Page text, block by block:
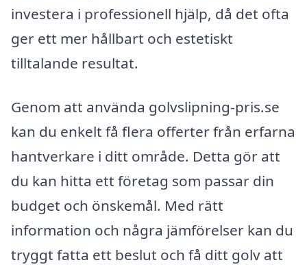
investera i professionell hjälp, då det ofta
ger ett mer hållbart och estetiskt
tilltalande resultat.
Genom att använda golvslipning-pris.se
kan du enkelt få flera offerter från erfarna
hantverkare i ditt område. Detta gör att
du kan hitta ett företag som passar din
budget och önskemål. Med rätt
information och några jämförelser kan du
tryggt fatta ett beslut och få ditt golv att